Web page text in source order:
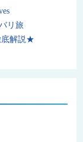
リ旅
底解説★